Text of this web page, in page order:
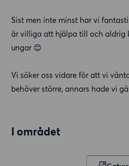
Sist men inte minst har vi
är villiga att hjälpa till och aldrig
ungar 😊
Vi söker oss vidare för att vi
behöver större, annars hade vi
I området